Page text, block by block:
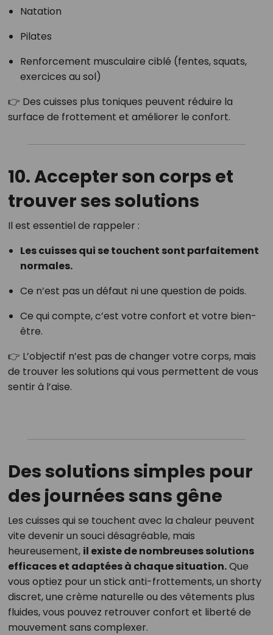
Natation
Pilates
Renforcement musculaire ciblé (fentes, squats,
exercices au sol)
👉 Des cuisses plus toniques peuvent réduire la
surface de frottement et améliorer le confort.
10. Accepter son corps et
trouver ses solutions
Il est essentiel de rappeler :
Les cuisses qui se touchent sont parfaitement
normales.
Ce n’est pas un défaut ni une question de poids.
Ce qui compte, c’est votre confort et votre bien-
être.
👉 L’objectif n’est pas de changer votre corps, mais
de trouver les solutions qui vous permettent de vous
sentir à l’aise.
Des solutions simples pour
des journées sans gêne
Les cuisses qui se touchent avec la chaleur peuvent
vite devenir un souci désagréable, mais
heureusement, il existe de nombreuses solutions
efficaces et adaptées à chaque situation.Que
vous optiez pour un stick anti-frottements, un shorty
discret, une crème naturelle ou des vêtements plus
fluides, vous pouvez retrouver confort et liberté de
mouvement sans complexer.